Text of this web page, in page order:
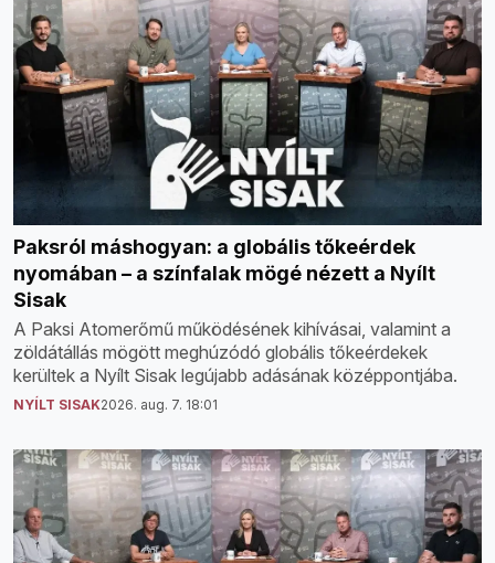
Paksról máshogyan: a globális tőkeérdek
nyomában – a színfalak mögé nézett a Nyílt
Sisak
A Paksi Atomerőmű működésének kihívásai, valamint a
zöldátállás mögött meghúzódó globális tőkeérdekek
kerültek a Nyílt Sisak legújabb adásának középpontjába.
NYÍLT SISAK2026. aug. 7. 18:01